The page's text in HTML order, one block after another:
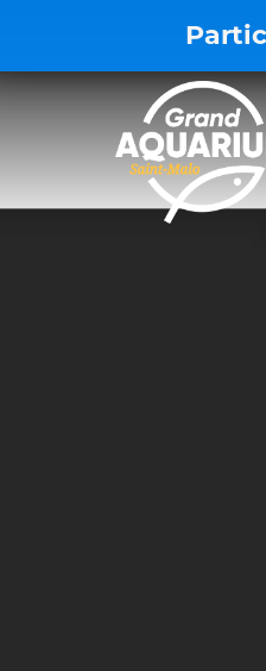
<style> .iframe-